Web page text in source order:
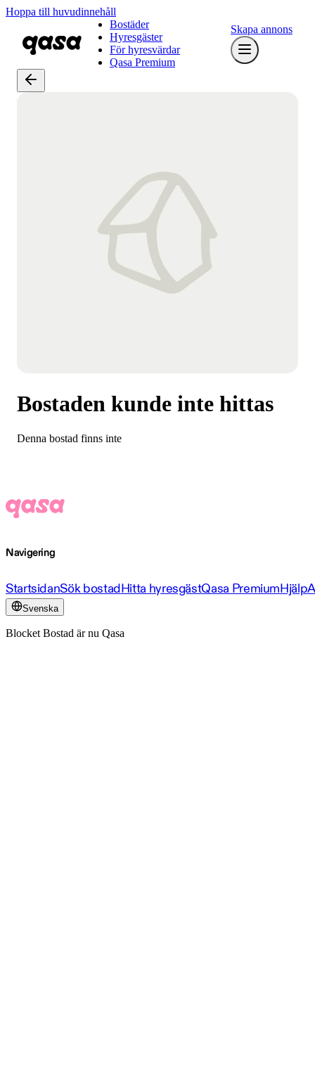
Hoppa till huvudinnehåll
Bostäder
Hyresgäster
För hyresvärdar
Qasa Premium
Skapa annons
Bostaden kunde inte hittas
Denna bostad finns inte
Navigering
StartsidanSök bostadHitta hyresgästQasa PremiumHjälp
Svenska
Blocket Bostad är nu Qasa